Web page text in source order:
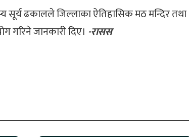
सूर्य ढकालले जिल्लाका ऐतिहासिक मठ मन्दिर
गरिने जानकारी दिए। -रासस